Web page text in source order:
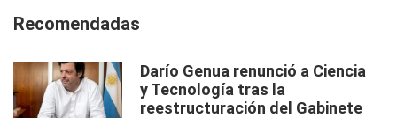
Recomendadas
Darío Genua renunció a Ciencia
y Tecnología tras la
reestructuración del Gabinete